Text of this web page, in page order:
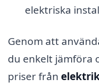
elektriska
Genom att
du enkelt jämföra
priser från